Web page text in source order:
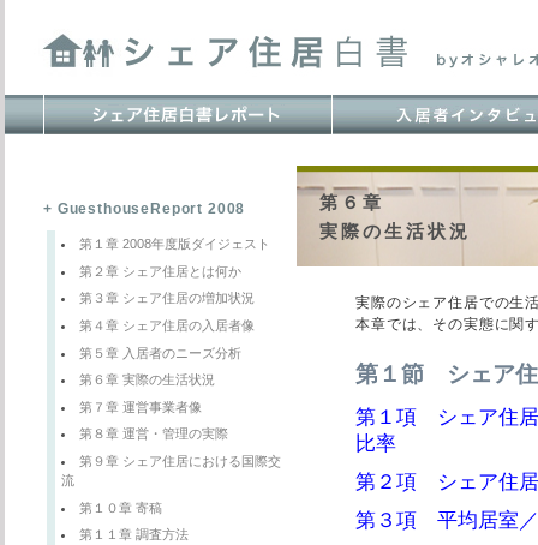
第６章
実際の生活状況
実際のシェア住居での生
本章では、その実態に関
第１節 シェア
第１項 シェア住居
比率
第２項 シェア住
第３項 平均居室
+ GuesthouseReport 2008
第１章 2008年度版ダイジェスト
第２章 シェア住居とは何か
第３章 シェア住居の増加状況
第４章 シェア住居の入居者像
第５章 入居者のニーズ分析
第６章 実際の生活状況
第７章 運営事業者像
第８章 運営・管理の実際
第９章 シェア住居における国際交
流
第１０章 寄稿
第１１章 調査方法